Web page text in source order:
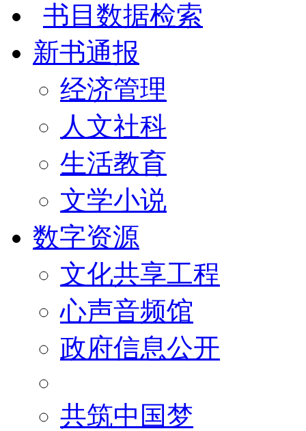
书目数据检索
新书通报
经济管理
人文社科
生活教育
文学小说
数字资源
文化共享工程
心声音频馆
政府信息公开
共筑中国梦